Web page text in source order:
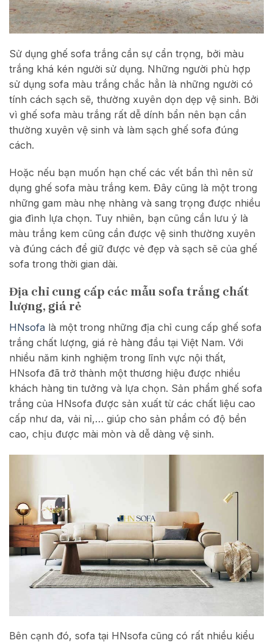
Sử dụng ghế sofa trắng cần sự cẩn trọng, bởi màu
trắng khá kén người sử dụng. Những người phù hợp
sử dụng sofa màu trắng chắc hẳn là những người có
tính cách sạch sẽ, thường xuyên dọn dẹp vệ sinh. Bởi
vì ghế sofa màu trắng rất dễ dính bẩn nên bạn cần
thường xuyên vệ sinh và làm sạch ghế sofa đúng
cách.
Hoặc nếu bạn muốn hạn chế các vết bẩn thì nên sử
dụng ghế sofa màu trắng kem. Đây cũng là một trong
những gam màu nhẹ nhàng và sang trọng được nhiều
gia đình lựa chọn. Tuy nhiên, bạn cũng cần lưu ý là
màu trắng kem cũng cần được vệ sinh thường xuyên
và đúng cách để giữ được vẻ đẹp và sạch sẽ của ghế
sofa trong thời gian dài.
Địa chỉ cung cấp các mẫu sofa trắng chất
lượng, giá rẻ
HNsofa là một trong những địa chỉ cung cấp ghế sofa
trắng chất lượng, giá rẻ hàng đầu tại Việt Nam. Với
nhiều năm kinh nghiệm trong lĩnh vực nội thất,
HNsofa đã trở thành một thương hiệu được nhiều
khách hàng tin tưởng và lựa chọn. Sản phẩm ghế sofa
trắng của HNsofa được sản xuất từ các chất liệu cao
cấp như da, vải nỉ,… giúp cho sản phẩm có độ bền
cao, chịu được mài mòn và dễ dàng vệ sinh.
Bên cạnh đó, sofa tại HNsofa cũng có rất nhiều kiểu